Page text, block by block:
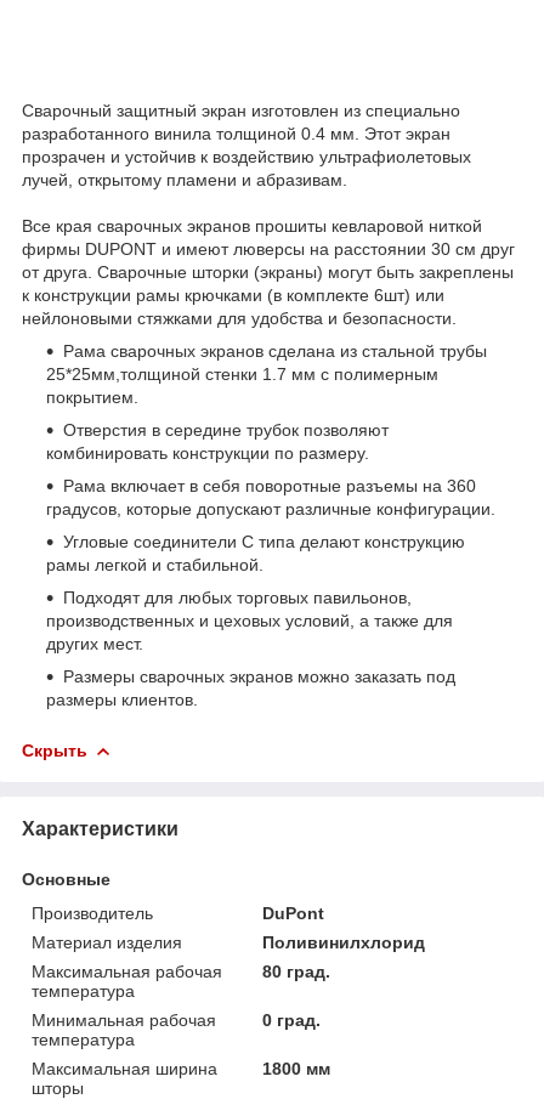
Сварочный защитный экран изготовлен из специально
разработанного винила толщиной 0.4 мм. Этот экран
прозрачен и устойчив к воздействию ультрафиолетовых
лучей, открытому пламени и абразивам.
Все края сварочных экранов прошиты кевларовой ниткой
фирмы DUPONT и имеют люверсы на расстоянии 30 см друг
от друга. Сварочные шторки (экраны) могут быть закреплены
к конструкции рамы крючками (в комплекте 6шт) или
нейлоновыми стяжками для удобства и безопасности.
Рама сварочных экранов сделана из стальной трубы
25*25мм,толщиной стенки 1.7 мм с полимерным
покрытием.
Отверстия в середине трубок позволяют
комбинировать конструкции по размеру.
Рама включает в себя поворотные разъемы на 360
градусов, которые допускают различные конфигурации.
Угловые соединители С типа делают конструкцию
рамы легкой и стабильной.
Подходят для любых торговых павильонов,
производственных и цеховых условий, а также для
других мест.
Размеры сварочных экранов можно заказать под
размеры клиентов.
Скрыть
Характеристики
Основные
Производитель
DuPont
Материал изделия
Поливинилхлорид
Максимальная рабочая
температура
80 град.
Минимальная рабочая
температура
0 град.
Максимальная ширина
шторы
1800 мм